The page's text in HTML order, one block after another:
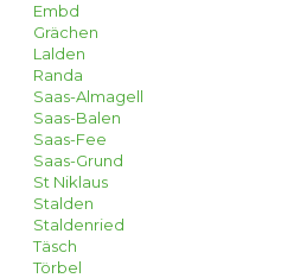
Embd
Grächen
Lalden
Randa
Saas-Almagell
Saas-Balen
Saas-Fee
Saas-Grund
St Niklaus
Stalden
Staldenried
Täsch
Törbel